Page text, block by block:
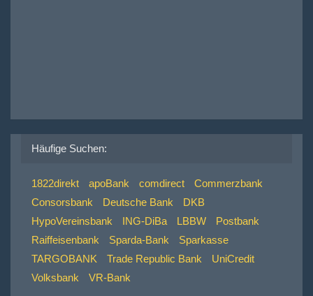
Häufige Suchen:
1822direkt apoBank comdirect
Commerzbank
Consorsbank
Deutsche Bank
DKB
HypoVereinsbank
ING-DiBa LBBW
Postbank
Raiffeisenbank
Sparda-Bank
Sparkasse
TARGOBANK
Trade Republic Bank
UniCredit
Volksbank
VR-Bank